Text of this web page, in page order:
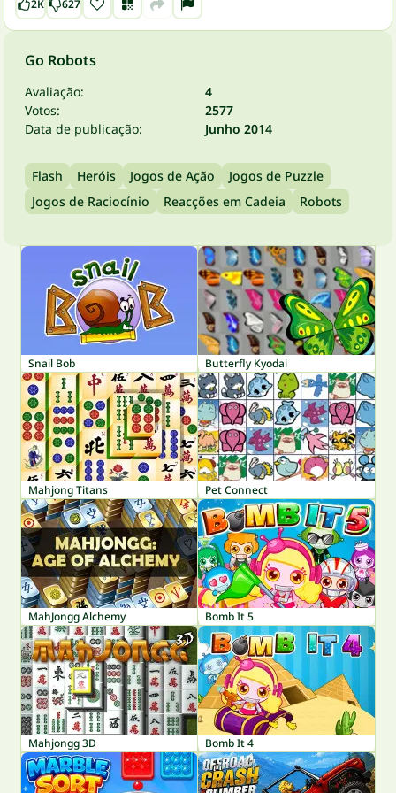
2K 627
Go Robots
Avaliação:
4
Votos:
2577
Data de publicação:
Junho 2014
Flash Heróis Jogos de Ação
Jogos de Puzzle
Jogos de Raciocínio
Reacções em Cadeia Robots
Snail Bob Butterfly Kyodai
Mahjong Titans Pet Connect
MahJongg Alchemy Bomb It 5
Mahjongg 3D Bomb It 4